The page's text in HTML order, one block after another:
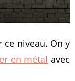
ce niveau. On y
en métal avec